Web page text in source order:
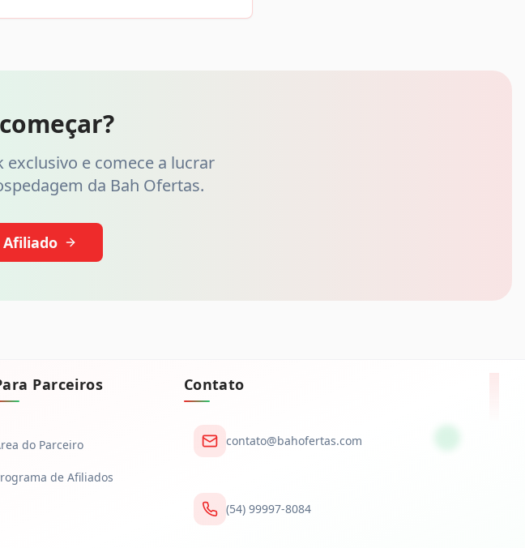
exclusivo e comece a lucrar
da Bah Ofertas.
Afiliado
Parceiros
do Parceiro
de Afiliados
Contato
contato@bahofertas.com
(54) 99997-8084